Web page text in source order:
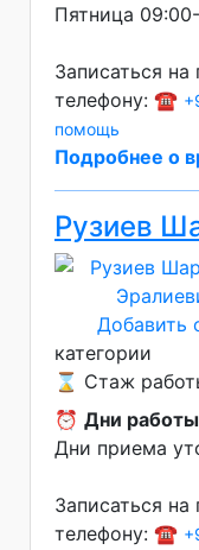
Пятница
Записаться
телефону: ☎️
помощь
Подробнее о
Рузиев
Добавить
категории
⌛ Стаж
⏰ Дни
Дни приема
Записаться
телефону: ☎️